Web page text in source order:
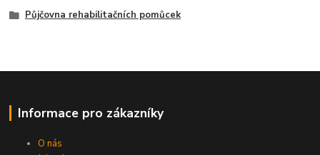
Půjčovna rehabilitačních pomůcek
Informace pro zákazníky
O nás